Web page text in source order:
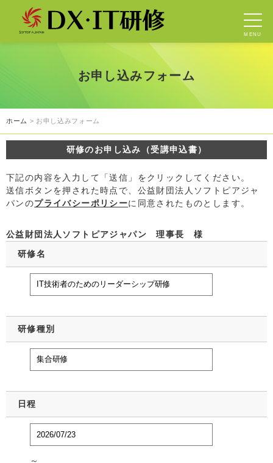
MENU
お申し込みフォーム
ホーム > お申し込みフォーム
研修のお申し込み（受講申込書）
下記の内容を入力して「送信」をクリックしてください。
送信ボタンを押された時点で、公益財団法人ソフトピアジャ
パンのプライバシーポリシーに同意されたものとします。
公益財団法人ソフトピアジャパン 理事長 様
研修名
研修種別
日程
～